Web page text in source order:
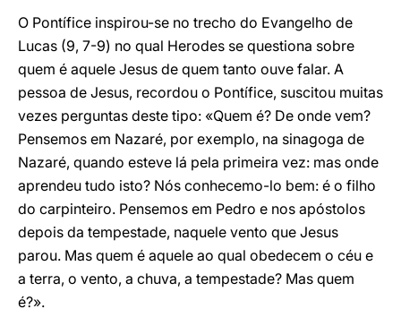
O Pontífice inspirou-se no trecho do Evangelho de
Lucas (9, 7-9) no qual Herodes se questiona sobre
quem é aquele Jesus de quem tanto ouve falar. A
pessoa de Jesus, recordou o Pontífice, suscitou muitas
vezes perguntas deste tipo: «Quem é? De onde vem?
Pensemos em Nazaré, por exemplo, na sinagoga de
Nazaré, quando esteve lá pela primeira vez: mas onde
aprendeu tudo isto? Nós conhecemo-lo bem: é o filho
do carpinteiro. Pensemos em Pedro e nos apóstolos
depois da tempestade, naquele vento que Jesus
parou. Mas quem é aquele ao qual obedecem o céu e
a terra, o vento, a chuva, a tempestade? Mas quem
é?».